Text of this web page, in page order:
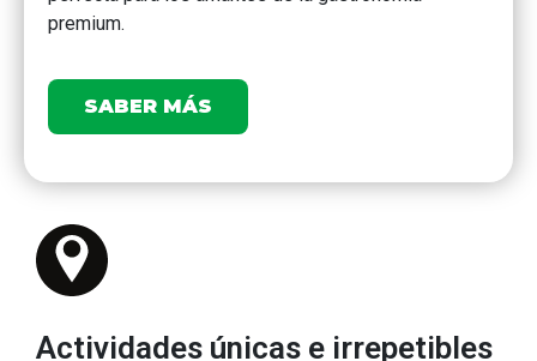
premium.
SABER MÁS
Actividades únicas e irrepetibles